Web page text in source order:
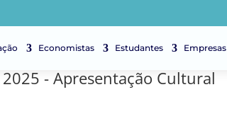
Economistas Estudantes Empresas
- Apresentação Cultural